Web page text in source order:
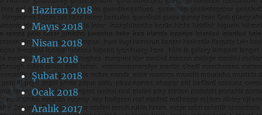
Haziran 2018
Mayıs 2018
Nisan 2018
Mart 2018
Şubat 2018
Ocak 2018
Aralık 2017